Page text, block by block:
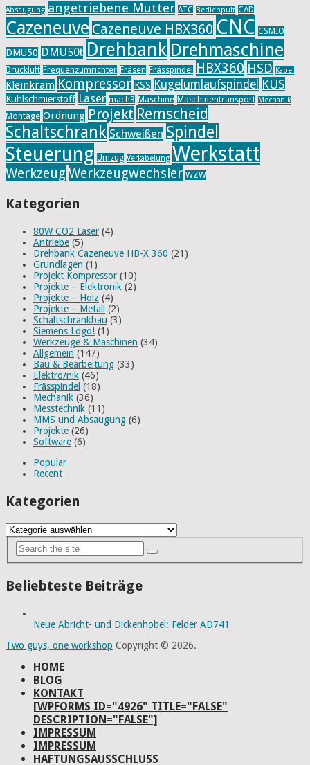
Absaugung angetriebene Mutter ATC Bedienpult CAD
Cazeneuve Cazeneuve HBX360 CNC CSMIO
DMU50 DMU50t Drehbank Drehmaschine
Druckluft Frequenzumrichter Fräsen Frässpindel HBX360 HSD Kabel
Kleinkram Kompressor KSS Kugelumlaufspindel KUS
Kühlschmierstoff Laser mach3 Maschine Maschinentransport Mechanik
Montage Ordnung Projekt Remscheid
Schaltschrank Schweißen Spindel
Steuerung Umzug Verkabelung Werkstatt
Werkzeug Werkzeugwechsler WZW
Kategorien
80W CO2 Laser (4)
Antriebe (5)
Drehbank Cazeneuve HB-X 360 (21)
Grundlagen (1)
Projekt Kompressor (10)
Projekte – Elektronik (2)
Projekte – Holz (4)
Projekte – Metall
(2)
Schaltschrankbau (3)
Siemens Logo! (1)
Werkzeuge & Maschinen (34)
Allgemein (147)
Bau & Bearbeitung (33)
Elektro/nik (46)
Frässpindel (18)
Mechanik (36)
Messtechnik (11)
MMS und Absaugung (6)
Projekte (26)
Software (6)
Popular
Recent
Kategorien
Kategorien
Beliebteste Beiträge
Neue Abricht- und Dickenhobel: Felder AD741
Two guys, one workshop Copyright © 2026.
HOME
BLOG
KONTAKT
[WPFORMS ID="4926" TITLE="FALSE"
DESCRIPTION="FALSE"]
IMPRESSUM
IMPRESSUM
HAFTUNGSAUSSCHLUSS